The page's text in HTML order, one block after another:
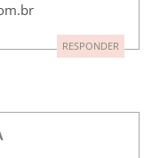
RESPONDER